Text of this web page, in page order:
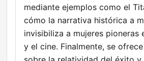
mediante ejemplos como el
cómo la narrativa histórica a
invisibiliza a mujeres pioneras
y el cine. Finalmente, se